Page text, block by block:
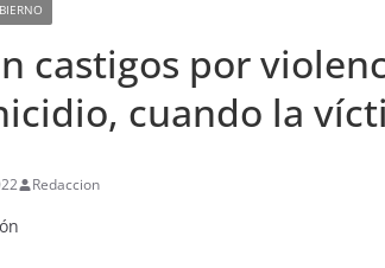
castigos por
cuando la
Redaccion